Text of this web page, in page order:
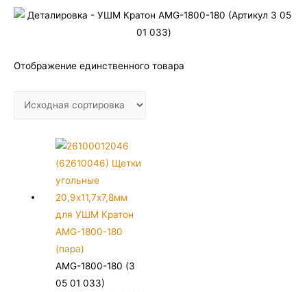
Отображение единственного товара
AMG-1800-180 (3
05 01 033)